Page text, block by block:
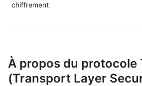
chiffrement
À propos du protocole
(Transport Layer